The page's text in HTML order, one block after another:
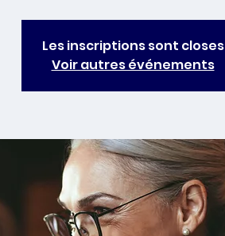
Les inscriptions sont closes
Voir autres événements